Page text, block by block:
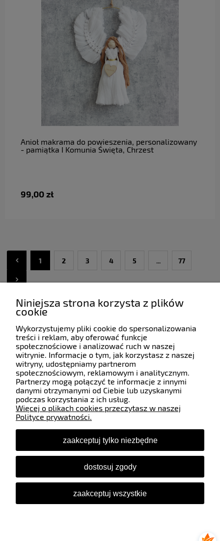
Anioł makrama do powieszenia, personalizowany
- pamiątka I Komunia Święta, Chrzest
99,00 zł
do koszyka
1 2 3 4 5 ... 77
Pomoc
Moje konto
Płatności i dostawa
Informacje
O nas
Śledź nas
Niniejsza strona korzysta z plików
cookie
Wykorzystujemy pliki cookie do spersonalizowania
treści i reklam, aby oferować funkcje
społecznościowe i analizować ruch w naszej
witrynie. Informacje o tym, jak korzystasz z naszej
witryny, udostępniamy partnerom
społecznościowym, reklamowym i analitycznym.
Partnerzy mogą połączyć te informacje z innymi
danymi otrzymanymi od Ciebie lub uzyskanymi
podczas korzystania z ich usług.
Więcej o plikach cookies przeczytasz w naszej
Polityce prywatności.
zaakceptuj tylko niezbędne
dostosuj zgody
zaakceptuj wszystkie